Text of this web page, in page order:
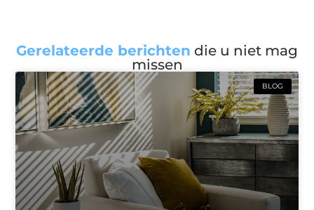
Gerelateerde berichten die u niet mag
missen
BLOG